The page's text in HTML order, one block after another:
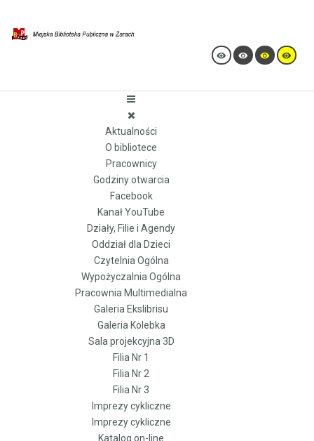
Aktualności
O bibliotece
Pracownicy
Godziny otwarcia
Facebook
Kanał YouTube
Działy, Filie i Agendy
Oddział dla Dzieci
Czytelnia Ogólna
Wypożyczalnia Ogólna
Pracownia Multimedialna
Galeria Ekslibrisu
Galeria Kolebka
Sala projekcyjna 3D
Filia Nr 1
Filia Nr 2
Filia Nr 3
Imprezy cykliczne
Imprezy cykliczne
Katalog on-line